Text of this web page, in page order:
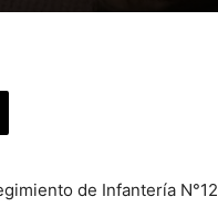
de Infantería